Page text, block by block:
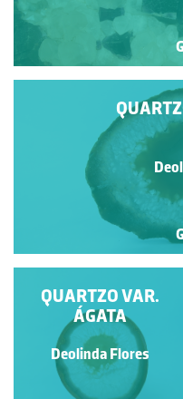
QUARTZO VAR.
ÁGATA
Deolinda Flores